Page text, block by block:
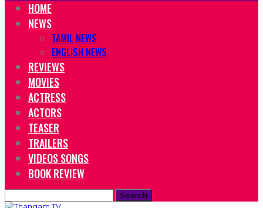
HOME
NEWS
TAMIL NEWS
ENGLISH NEWS
REVIEWS
MOVIES
ACTRESS
ACTORS
TEASER
TRAILERS
VIDEOS SONGS
BOOK REVIEW